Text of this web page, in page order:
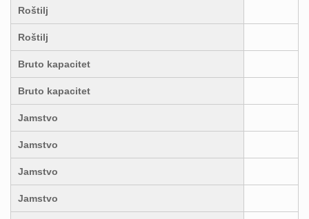
Roštilj
Roštilj
Bruto kapacitet
Bruto kapacitet
Jamstvo
Jamstvo
Jamstvo
Jamstvo